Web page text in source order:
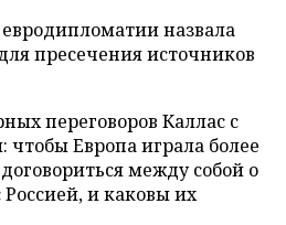
назвала
пресечения источников
переговоров Каллас с
Европа играла более
между собой о
и каковы их